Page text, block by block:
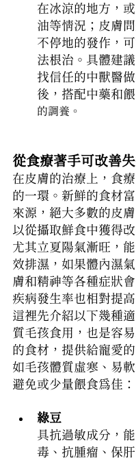
在冰涼的地方，
油等情況；皮膚
不停地的發作，
法根治。具體建
找信任的中獸醫
後，搭配中藥和
的調養。
從食療著手可改善
在皮膚的治療上，食
的一環。新鮮的食材
來源，絕大多數的皮
以從攝取鮮食中獲得改
尤其立夏陽氣漸旺，
效排濕，如果體內濕
膚和精神等各種症狀
疾病發生率也相對提高
這裡先介紹以下幾種
質毛孩食用，也是容
的食材，提供給寵愛的
如毛孩體質虛寒、易
避免或少量餵食為佳：
綠豆
具抗過敏成分，
毒、抗腫瘤、保